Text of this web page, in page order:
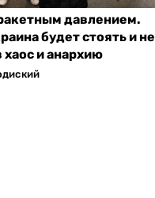
давлением.
будет стоять и не
хаос и анархию